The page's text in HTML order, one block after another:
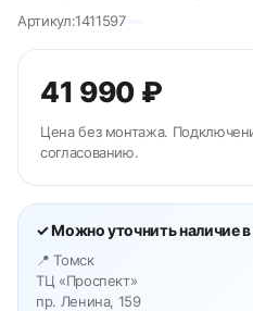
Артикул:1411597
41 990 ₽
Цена без монтажа.
согласованию.
✓ Можно уточнить наличие в
📍 Томск
ТЦ «Проспект»
пр. Ленина, 159